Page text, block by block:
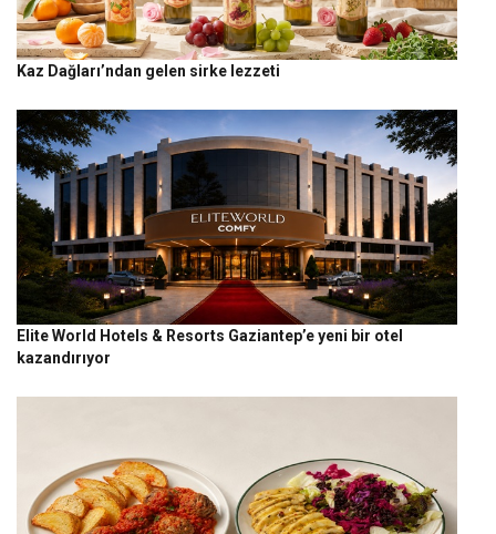
Kaz Dağları’ndan gelen sirke lezzeti
Elite World Hotels & Resorts Gaziantep’e yeni bir otel
kazandırıyor